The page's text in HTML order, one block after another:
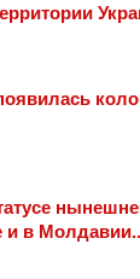
и в